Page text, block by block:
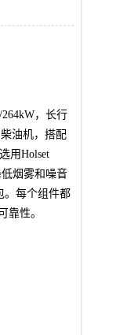
，长行
油机，搭配
用Holset
烟雾和噪音
。每个组件都
靠性。